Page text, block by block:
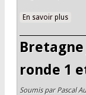
En savoir plusà
ronde 1
Soumis parPascal